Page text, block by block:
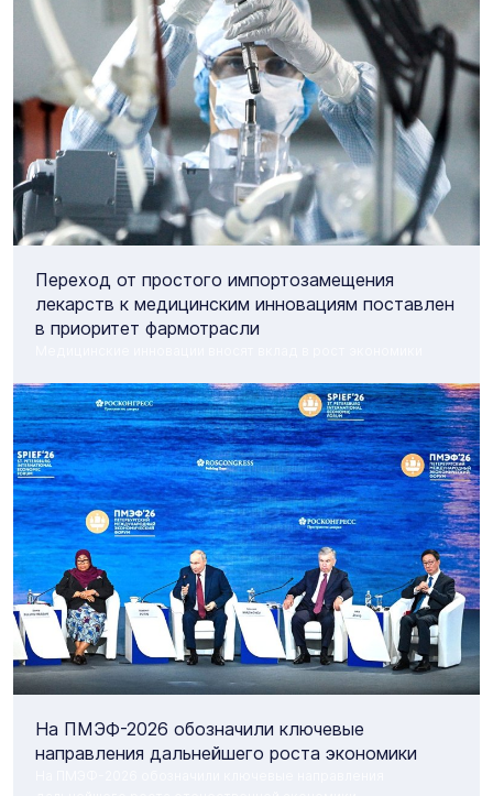
Переход от простого импортозамещения
лекарств к медицинским инновациям поставлен
в приоритет фармотрасли
На ПМЭФ-2026 обозначили ключевые
направления дальнейшего роста экономики